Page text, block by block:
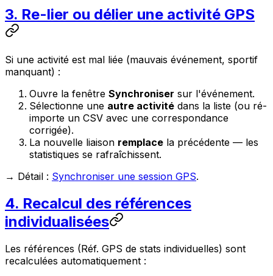
3. Re-lier ou délier une activité GPS
Si une activité est mal liée (mauvais événement, sportif
manquant) :
Ouvre la fenêtre Synchroniser sur l'événement.
Sélectionne une autre activité dans la liste (ou ré-
importe un CSV avec une correspondance
corrigée).
La nouvelle liaison remplace la précédente — les
statistiques se rafraîchissent.
→ Détail : Synchroniser une session GPS.
4. Recalcul des références
individualisées
Les références (Réf. GPS de stats individuelles) sont
recalculées automatiquement :